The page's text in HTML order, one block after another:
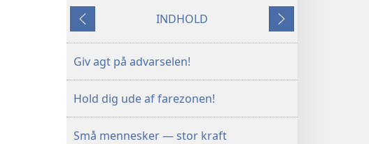
publikationer
STUDIEUDGAVE
februar
2000
Forrige
INDHOLD
Næste
Giv agt på advarselen!
Hold dig ude af farezonen!
Små mennesker — stor kraft